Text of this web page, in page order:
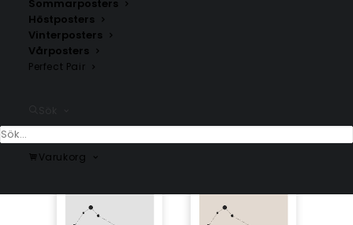
Sommarposters
Höstposters
Vinterposters
Vårposters
Perfect Pair
Varukorg